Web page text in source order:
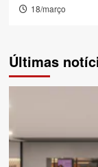
18/março
Últimas